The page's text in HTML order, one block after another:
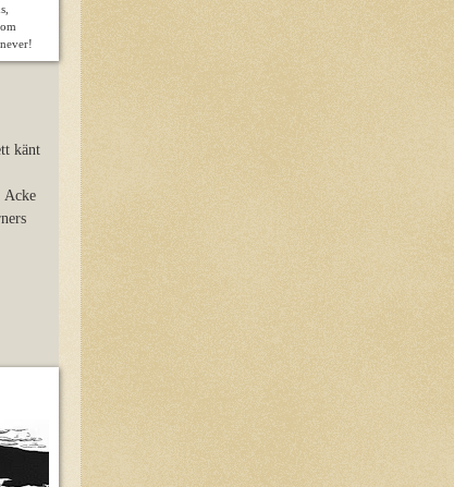
känt
Acke